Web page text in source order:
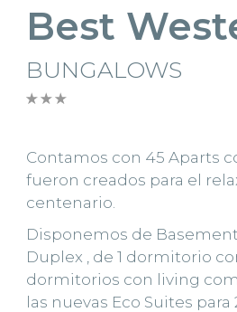
Best
BUNGALOWS
Contamos con 45 Aparts
fueron creados para el
centenario.
Disponemos de
Duplex , de 1 dormitorio
dormitorios con living
las nuevas Eco Suites